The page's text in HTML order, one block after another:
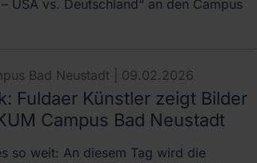
USA vs. Deutschland“ an den Campus
Bad Neustadt | 09.02.2026
Fuldaer Künstler zeigt Bilder
Campus Bad Neustadt
so weit: An diesem Tag wird die